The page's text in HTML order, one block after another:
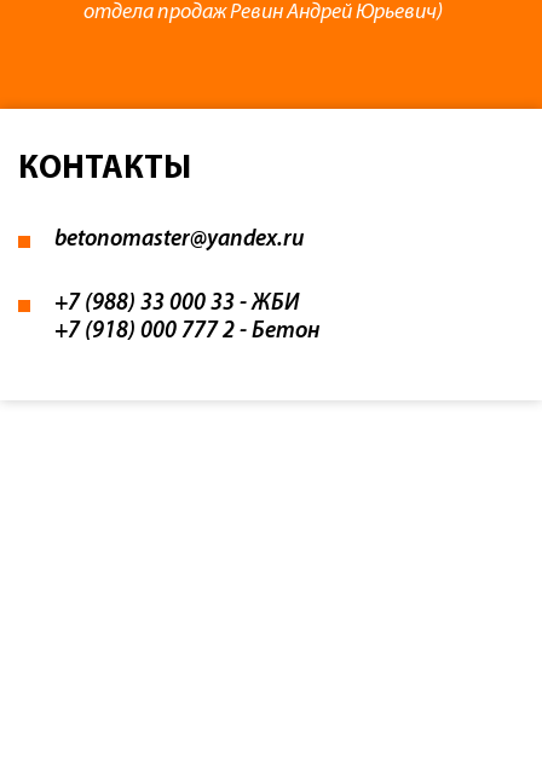
отдела продаж Ревин Андрей Юрьевич)
КОНТАКТЫ
betonomaster@yandex.ru
+7 (988) 33 000 33 - ЖБИ
+7 (918) 000 777 2 - Бетон